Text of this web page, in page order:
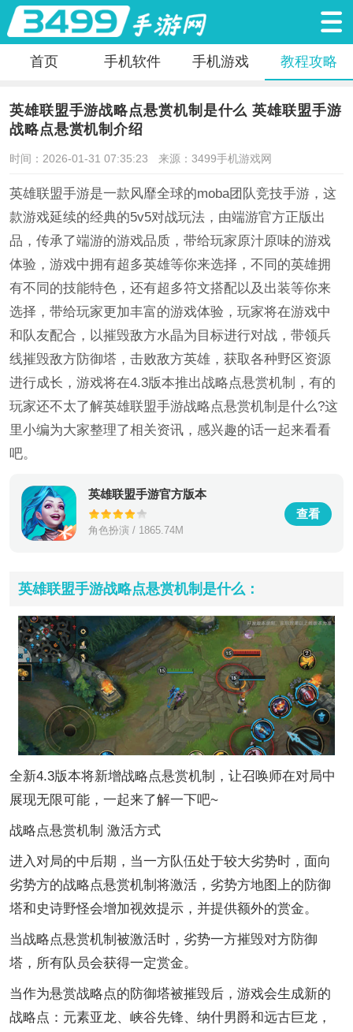
首页 手机软件 手机游戏 教程攻略
英雄联盟手游战略点悬赏机制是什么 英雄联盟手游
战略点悬赏机制介绍
时间：2026-01-31 07:35:23 来源：3499手机游戏网
英雄联盟手游是一款风靡全球的moba团队竞技手游，这
款游戏延续的经典的5v5对战玩法，由端游官方正版出
品，传承了端游的游戏品质，带给玩家原汁原味的游戏
体验，游戏中拥有超多英雄等你来选择，不同的英雄拥
有不同的技能特色，还有超多符文搭配以及出装等你来
选择，带给玩家更加丰富的游戏体验，玩家将在游戏中
和队友配合，以摧毁敌方水晶为目标进行对战，带领兵
线摧毁敌方防御塔，击败敌方英雄，获取各种野区资源
进行成长，游戏将在4.3版本推出战略点悬赏机制，有的
玩家还不太了解英雄联盟手游战略点悬赏机制是什么?这
里小编为大家整理了相关资讯，感兴趣的话一起来看看
吧。
英雄联盟手游官方版本
角色扮演 / 1865.74M
查看
英雄联盟手游战略点悬赏机制是什么：
全新4.3版本将新增战略点悬赏机制，让召唤师在对局中
展现无限可能，一起来了解一下吧~
战略点悬赏机制 激活方式
进入对局的中后期，当一方队伍处于较大劣势时，面向
劣势方的战略点悬赏机制将激活，劣势方地图上的防御
塔和史诗野怪会增加视效提示，并提供额外的赏金。
当战略点悬赏机制被激活时，劣势一方摧毁对方防御
塔，所有队员会获得一定赏金。
当作为悬赏战略点的防御塔被摧毁后，游戏会生成新的
战略点：元素亚龙、峡谷先锋、纳什男爵和远古巨龙，